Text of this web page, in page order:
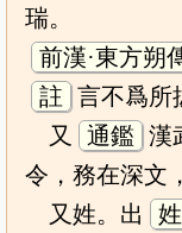
瑞。
前漢·東方朔
註 言不爲所
又
通鑑 漢
令，務在深文
又姓。出